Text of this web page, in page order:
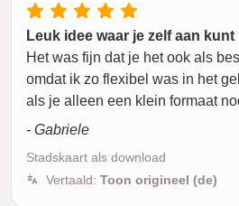
Leuk idee waar je zelf aan
Het was fijn dat je het ook als
omdat ik zo flexibel was in het
als je alleen een klein formaat
- Gabriele
Stadskaart als download
Vertaald: Toon origineel (de)